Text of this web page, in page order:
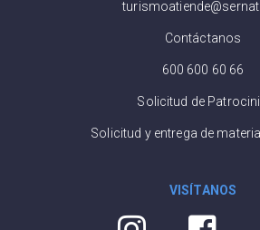
Contáctanos
600 600 60 66
Solicitud de
Solicitud y entrega de
VISÍTANOS